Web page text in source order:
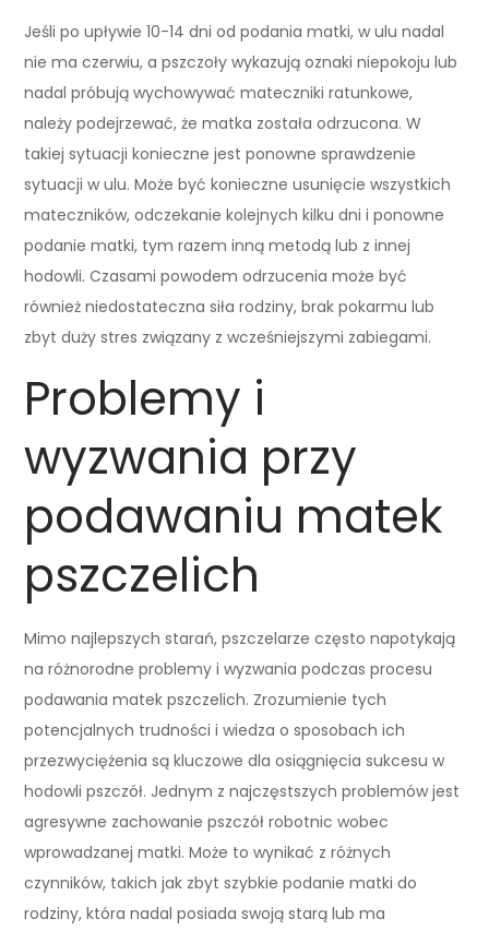
Jeśli po upływie 10-14 dni od podania matki, w ulu nadal
nie ma czerwiu, a pszczoły wykazują oznaki niepokoju lub
nadal próbują wychowywać mateczniki ratunkowe,
należy podejrzewać, że matka została odrzucona. W
takiej sytuacji konieczne jest ponowne sprawdzenie
sytuacji w ulu. Może być konieczne usunięcie wszystkich
mateczników, odczekanie kolejnych kilku dni i ponowne
podanie matki, tym razem inną metodą lub z innej
hodowli. Czasami powodem odrzucenia może być
również niedostateczna siła rodziny, brak pokarmu lub
zbyt duży stres związany z wcześniejszymi zabiegami.
Problemy i
wyzwania przy
podawaniu matek
pszczelich
Mimo najlepszych starań, pszczelarze często napotykają
na różnorodne problemy i wyzwania podczas procesu
podawania matek pszczelich. Zrozumienie tych
potencjalnych trudności i wiedza o sposobach ich
przezwyciężenia są kluczowe dla osiągnięcia sukcesu w
hodowli pszczół. Jednym z najczęstszych problemów jest
agresywne zachowanie pszczół robotnic wobec
wprowadzanej matki. Może to wynikać z różnych
czynników, takich jak zbyt szybkie podanie matki do
rodziny, która nadal posiada swoją starą lub ma